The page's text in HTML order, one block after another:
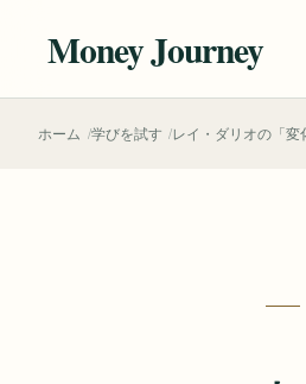
へ
Money Journey
ホーム 学びを試す レイ・ダリオの「